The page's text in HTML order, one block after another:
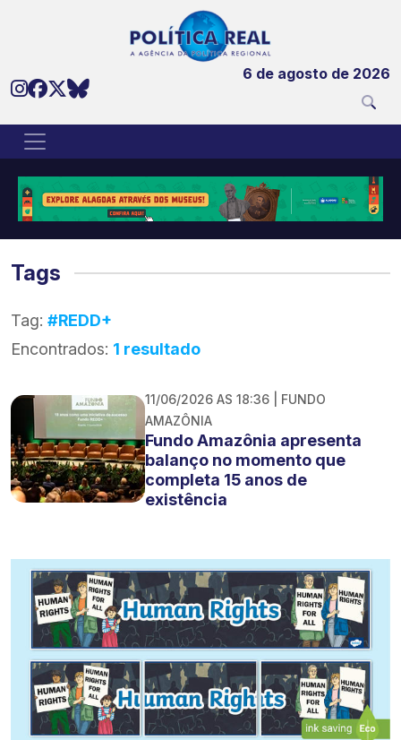
6 de agosto de 2026
Tags
Tag: #REDD+
Encontrados: 1 resultado
11/06/2026 AS 18:36 | FUNDO
AMAZÔNIA
Fundo Amazônia apresenta
balanço no momento que
completa 15 anos de
existência